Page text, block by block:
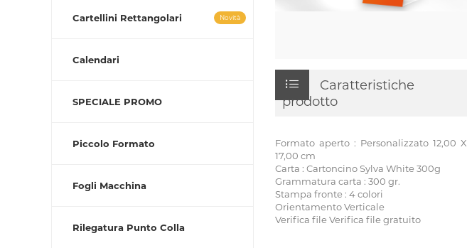
Cartellini Rettangolari Novità
Calendari
SPECIALE PROMO
Piccolo Formato
Fogli Macchina
Rilegatura Punto Colla
Caratteristiche
prodotto
Formato aperto : Personalizzato 12,00 X
17,00 cm
Carta : Cartoncino Sylva White 300g
Grammatura carta : 300 gr.
Stampa fronte : 4 colori
Orientamento Verticale
Verifica file Verifica file gratuito